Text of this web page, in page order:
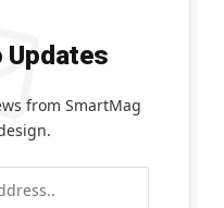
Updates
from SmartMag